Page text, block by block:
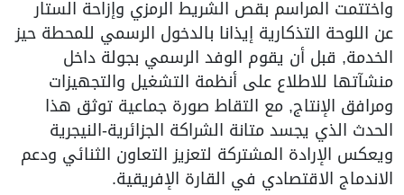
واختتمت المراسم بقص الشريط الرمزي وإزاحة الستار
عن اللوحة التذكارية إيذانا بالدخول الرسمي للمحطة حيز
الخدمة, قبل أن يقوم الوفد الرسمي بجولة داخل
منشآتها للاطلاع على أنظمة التشغيل والتجهيزات
ومرافق الإنتاج, مع التقاط صورة جماعية توثق هذا
الحدث الذي يجسد متانة الشراكة الجزائرية-النيجرية
ويعكس الإرادة المشتركة لتعزيز التعاون الثنائي ودعم
الاندماج الاقتصادي في القارة الإفريقية.